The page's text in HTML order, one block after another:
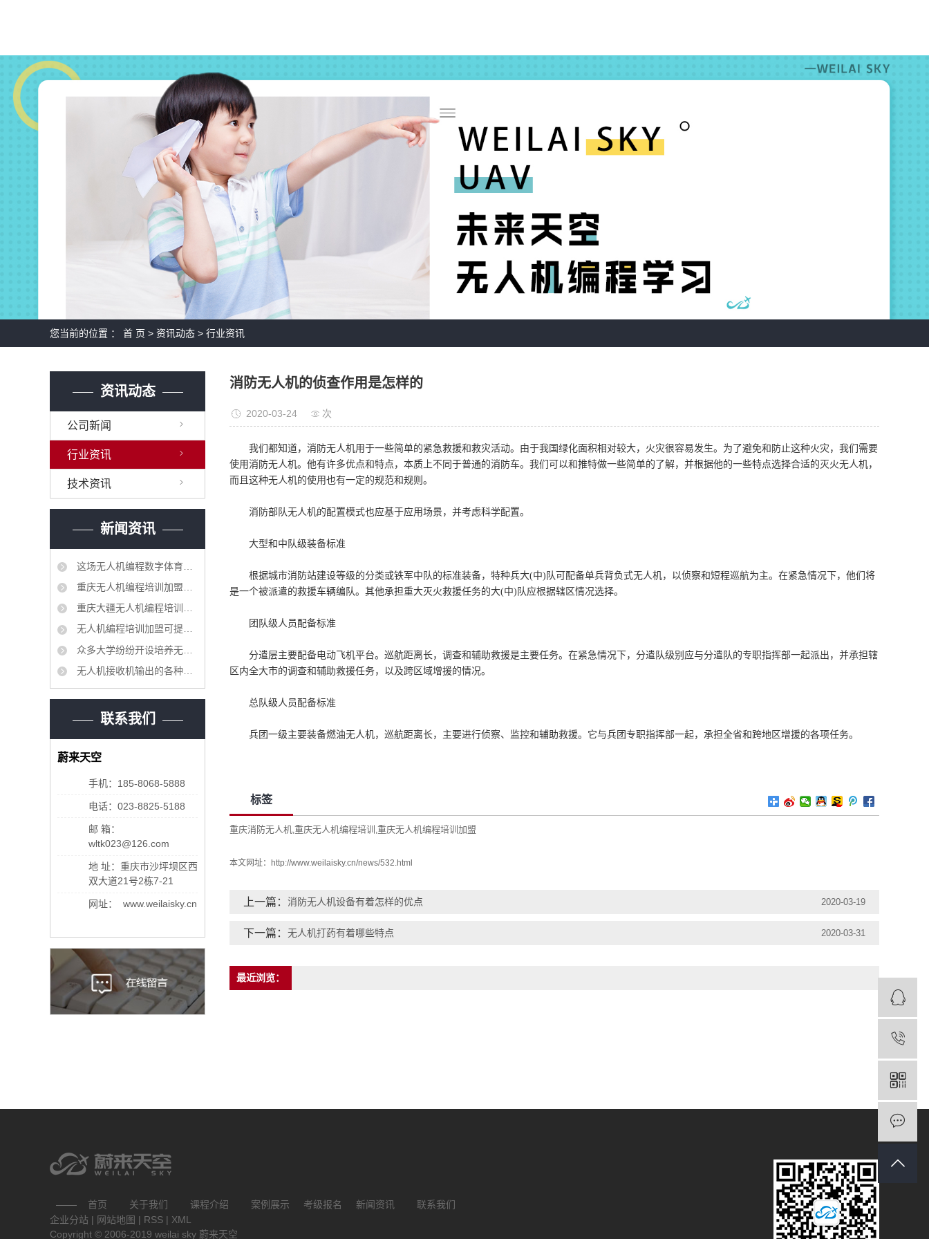
您当前的位置 ： 首 页 > 资讯动态 > 行业资讯
资讯动态
公司新闻
行业资讯
技术资讯
新闻资讯
这场无人机编程数字体育大赛让孩子们迸发出创造力的火花
重庆无人机编程培训加盟要建立更加紧密的合作机制
重庆大疆无人机编程培训加盟相继出台了产教融合、校企合作的相关法规和制度
无人机编程培训加盟可提高职业教育人才培养质量
众多大学纷纷开设培养无人机科研和管理领域的专业人才的课程
无人机接收机输出的各种信号分别对比解释
联系我们
蔚来天空
手机：185-8068-5888
电话：023-8825-5188
邮 箱：
wltk023@126.com
地 址：重庆市沙坪坝区西
双大道21号2栋7-21
网址： www.weilaisky.cn
消防无人机的侦查作用是怎样的
2020-03-24 次
我们都知道，消防无人机用于一些简单的紧急救援和救灾活动。由于我国绿化面积相对较大，火灾很容易发生。为了避免和防止这种火灾，我们需要
使用消防无人机。他有许多优点和特点，本质上不同于普通的消防车。我们可以和推特做一些简单的了解，并根据他的一些特点选择合适的灭火无人机，
而且这种无人机的使用也有一定的规范和规则。
消防部队无人机的配置模式也应基于应用场景，并考虑科学配置。
大型和中队级装备标准
根据城市消防站建设等级的分类或铁军中队的标准装备，特种兵大(中)队可配备单兵背负式无人机，以侦察和短程巡航为主。在紧急情况下，他们将
是一个被派遣的救援车辆编队。其他承担重大灭火救援任务的大(中)队应根据辖区情况选择。
团队级人员配备标准
分遣层主要配备电动飞机平台。巡航距离长，调查和辅助救援是主要任务。在紧急情况下，分遣队级别应与分遣队的专职指挥部一起派出，并承担辖
区内全大市的调查和辅助救援任务，以及跨区域增援的情况。
总队级人员配备标准
兵团一级主要装备燃油无人机，巡航距离长，主要进行侦察、监控和辅助救援。它与兵团专职指挥部一起，承担全省和跨地区增援的各项任务。
标签
重庆消防无人机 重庆无人机编程培训 重庆无人机编程培训加盟
本文网址： http://www.weilaisky.cn/news/532.html
上一篇： 消防无人机设备有着怎样的优点 2020-03-19
下一篇： 无人机打药有着哪些特点 2020-03-31
最近浏览：
首页 关于我们 课程介绍 案例展示 考级报名 新闻资讯
联系我们
企业分站 | 网站地图 | RSS | XML
Copyright © 2006-2019 weilai sky 蔚来天空